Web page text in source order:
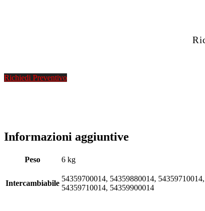
Richiedi Preventivo
Informazioni aggiuntive
Peso 6 kg
Intercambiabile
54359700014, 54359880014,
54359710014, 54359900014